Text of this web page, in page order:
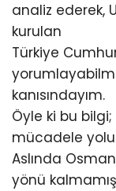
analiz ederek,
kurulan
Türkiye
kanısındayım.
Öyle ki bu
mücadele
Aslında
yönü